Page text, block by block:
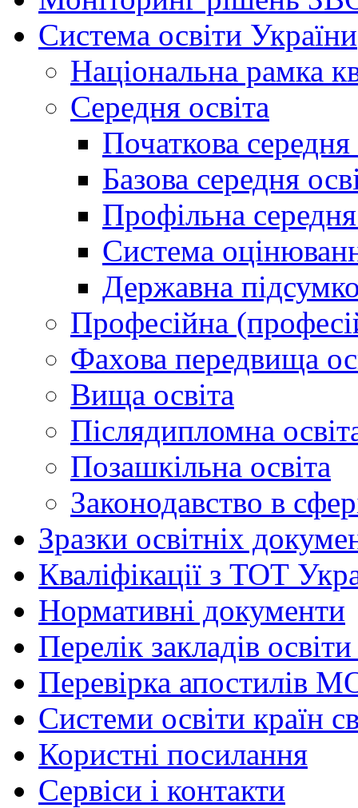
Система освіти України
Національна рамка
Середня освіта
Початкова середня
Базова середня
Профільна середня
Система
Державна
Професійна
Фахова передвища
Вища освіта
Післядипломна
Позашкільна освіта
Законодавство в
Зразки освітніх
Кваліфікації з ТОТ
Нормативні документи
Перелік закладів
Перевірка апостилів
Системи освіти країн
Користні посилання
Сервіси і контакти